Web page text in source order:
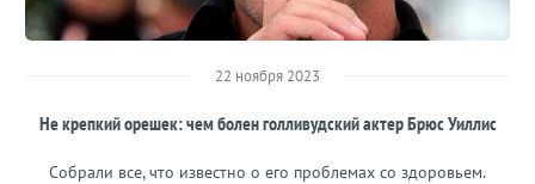
22 ноября 2023
Не крепкий орешек: чем болен голливудский актер Брюс Уиллис
Собрали все, что известно о его проблемах со здоровьем.